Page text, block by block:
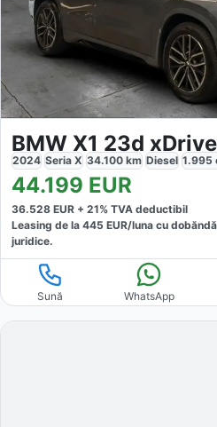
BMW X1 23d
2024 Seria X 34.100 km Diesel 1.995
44.199 EUR
36.528 EUR + 21% TVA deductibil
Leasing de la 445 EUR/luna cu dobăndă
juridice.
Sună WhatsApp